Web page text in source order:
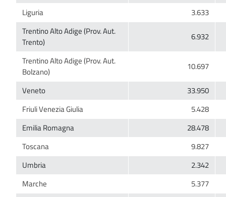
Trentino Alto Adige (Prov. Aut.
Trentino Alto Adige (Prov. Aut.